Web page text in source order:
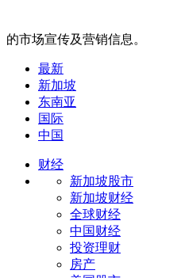
的市场宣传及营销信息。
最新
新加坡
东南亚
国际
中国
财经
新加坡股市
新加坡财经
全球财经
中国财经
投资理财
房产